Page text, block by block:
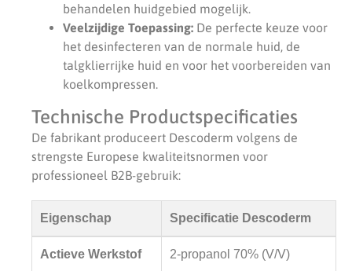
behandelen huidgebied mogelijk.
Veelzijdige Toepassing: De perfecte keuze voor
het desinfecteren van de normale huid, de
talgklierrijke huid en voor het voorbereiden van
koelkompressen.
Technische Productspecificaties
De fabrikant produceert Descoderm volgens de
strengste Europese kwaliteitsnormen voor
professioneel B2B-gebruik:
Eigenschap Specificatie Descoderm
Actieve Werkstof 2-propanol 70% (V/V)